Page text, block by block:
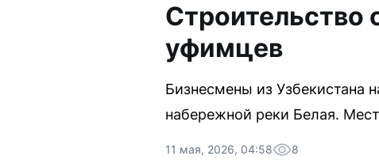
Строительство
уфимцев
Бизнесмены из Узбекистана
набережной реки Белая.
11 мая, 2026, 04:58 8